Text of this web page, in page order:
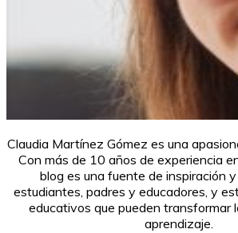
Claudia Martínez Gómez es una
Con más de 10 años de experiencia
blog es una fuente de inspiración
estudiantes, padres y educadores, y
educativos que pueden transformar
aprendizaje.